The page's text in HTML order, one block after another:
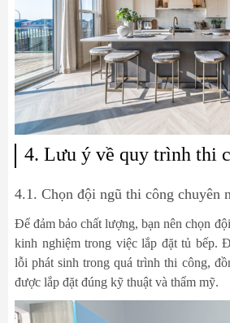
4. Lưu ý về quy trình thi
4.1. Chọn đội ngũ thi công chuyên
Để đảm bảo chất lượng, bạn nên chọn
kinh nghiệm trong việc lắp đặt tủ bếp.
lỗi phát sinh trong quá trình thi công,
được lắp đặt đúng kỹ thuật và thẩm mỹ.